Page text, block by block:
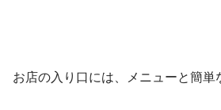
お店の入り口には、メニューと簡単